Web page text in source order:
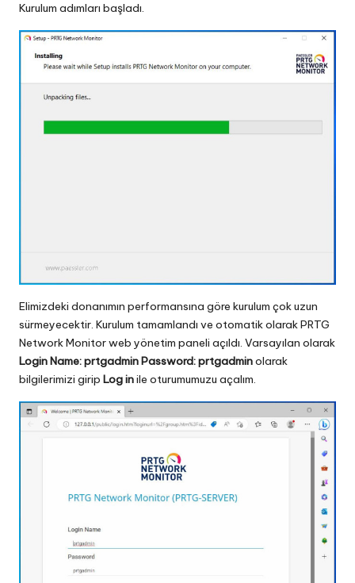
Kurulum adımları başladı.
Elimizdeki donanımın performansına göre kurulum çok uzun
sürmeyecektir. Kurulum tamamlandı ve otomatik olarak PRTG
Network Monitor web yönetim paneli açıldı. Varsayılan olarak
Login Name: prtgadmin Password: prtgadminolarak
bilgilerimizi girip Log inile oturumumuzu açalım.